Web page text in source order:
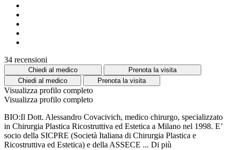
34 recensioni
Chiedi al medico
Prenota la visita
Chiedi al medico
Prenota la visita
Visualizza profilo completo
Visualizza profilo completo
BIO:Il Dott. Alessandro Covacivich, medico chirurgo, specializzato
in Chirurgia Plastica Ricostruttiva ed Estetica a Milano nel 1998. E’
socio della SICPRE (Società Italiana di Chirurgia Plastica e
Ricostruttiva ed Estetica) e della ASSECE ... Di più